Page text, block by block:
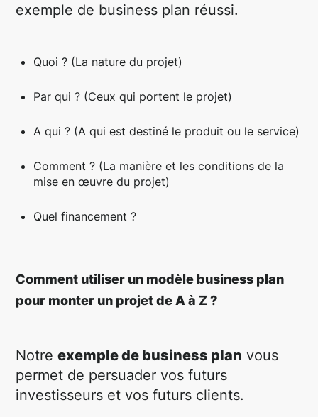
exemple de business plan réussi.
Quoi ? (La nature du projet)
Par qui ? (Ceux qui portent le projet)
A qui ? (A qui est destiné le produit ou le service)
Comment ? (La manière et les conditions de la
mise en œuvre du projet)
Quel financement ?
Comment utiliser un modèle business plan
pour monter un projet de A à Z ?
Notreexemple de business plan vous
permet de persuader vos futurs
investisseurs et vos futurs clients.